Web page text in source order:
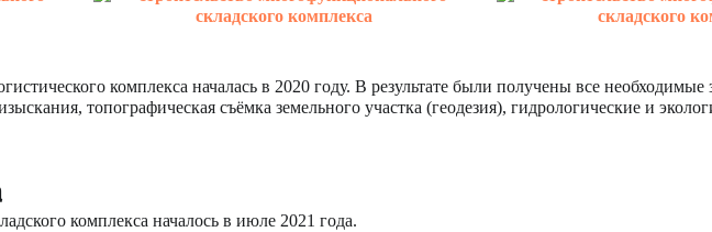
комплекса началась в 2020 году. В результате были получены все
топографическая съёмка земельного участка (геодезия), гидрологические и
комплекса началось в июле 2021 года.